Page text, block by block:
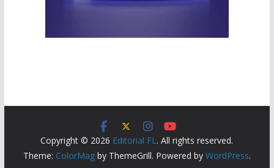
Copyright © 2026 Editorial FL. All rights reserved.
Theme: ColorMagby ThemeGrill. Powered by WordPress.